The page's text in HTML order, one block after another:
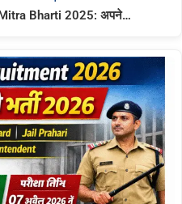
Bharti 2025: अपने…